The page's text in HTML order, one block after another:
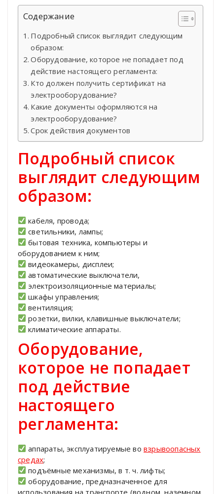
Содержание
Подробный список выглядит следующим
образом:
Оборудование, которое не попадает под
действие настоящего регламента:
Кто должен получить сертификат на
электрооборудование?
Какие документы оформляются на
электрооборудование?
Срок действия документов
Подробный список
выглядит следующим
образом:
кабеля, провода;
светильники, лампы;
бытовая техника, компьютеры и
оборудованием к ним;
видеокамеры, дисплеи;
автоматические выключатели,
электроизоляционные материалы;
шкафы управления;
вентиляция;
розетки, вилки, клавишные выключатели;
климатические аппараты.
Оборудование,
которое не попадает
под действие
настоящего
регламента:
аппараты, эксплуатируемые вовзрывоопасных
средах;
подъёмные механизмы, в т. ч. лифты;
оборудование, предназначенное для
использования на транспорте (водном, наземном,